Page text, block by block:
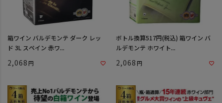
箱ワイン バルデモンテ ダーク レッ
ド 3L スペイン 赤ワ...
2,068
ボトル換算517円(税込) 箱ワイン バ
ルデモンテ ホワイト...
2,068